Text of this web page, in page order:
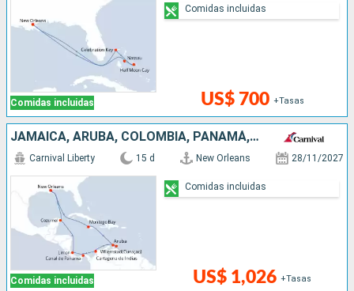
Comidas incluidas US$ 700 +Tasas
Comidas incluidas
JAMAICA, ARUBA, COLOMBIA, PANAMÁ, COSTA RICA, MÉXICO, ESTADOS UNIDOS
Comidas incluidas
Carnival Liberty 15 d New Orleans 28/11/2027
US$ 1,026 +Tasas
Comidas incluidas